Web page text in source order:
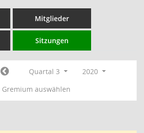
Mitglieder
Sitzungen
Quartal 3
2020
Gremium auswählen